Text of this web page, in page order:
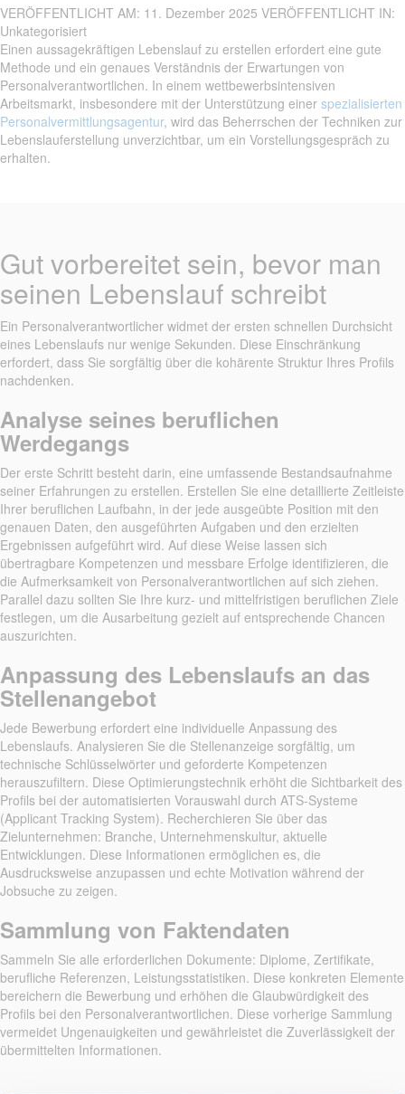
VERÖFFENTLICHT AM: 11. Dezember 2025 VERÖFFENTLICHT IN:
Unkategorisiert
Einen aussagekräftigen Lebenslauf zu erstellen erfordert eine gute
Methode und ein genaues Verständnis der Erwartungen von
Personalverantwortlichen. In einem wettbewerbsintensiven
Arbeitsmarkt, insbesondere mit der Unterstützung einer spezialisierten
Personalvermittlungsagentur, wird das Beherrschen der Techniken zur
Lebenslauferstellung unverzichtbar, um ein Vorstellungsgespräch zu
erhalten.
Gut vorbereitet sein, bevor man
seinen Lebenslauf schreibt
Ein Personalverantwortlicher widmet der ersten schnellen Durchsicht
eines Lebenslaufs nur wenige Sekunden. Diese Einschränkung
erfordert, dass Sie sorgfältig über die kohärente Struktur Ihres Profils
nachdenken.
Analyse seines beruflichen
Werdegangs
Der erste Schritt besteht darin, eine umfassende Bestandsaufnahme
seiner Erfahrungen zu erstellen. Erstellen Sie eine detaillierte Zeitleiste
Ihrer beruflichen Laufbahn, in der jede ausgeübte Position mit den
genauen Daten, den ausgeführten Aufgaben und den erzielten
Ergebnissen aufgeführt wird. Auf diese Weise lassen sich
übertragbare Kompetenzen und messbare Erfolge identifizieren, die
die Aufmerksamkeit von Personalverantwortlichen auf sich ziehen.
Parallel dazu sollten Sie Ihre kurz- und mittelfristigen beruflichen Ziele
festlegen, um die Ausarbeitung gezielt auf entsprechende Chancen
auszurichten.
Anpassung des Lebenslaufs an das
Stellenangebot
Jede Bewerbung erfordert eine individuelle Anpassung des
Lebenslaufs. Analysieren Sie die Stellenanzeige sorgfältig, um
technische Schlüsselwörter und geforderte Kompetenzen
herauszufiltern. Diese Optimierungstechnik erhöht die Sichtbarkeit des
Profils bei der automatisierten Vorauswahl durch ATS-Systeme
(Applicant Tracking System). Recherchieren Sie über das
Zielunternehmen: Branche, Unternehmenskultur, aktuelle
Entwicklungen. Diese Informationen ermöglichen es, die
Ausdrucksweise anzupassen und echte Motivation während der
Jobsuche zu zeigen.
Sammlung von Faktendaten
Sammeln Sie alle erforderlichen Dokumente: Diplome, Zertifikate,
berufliche Referenzen, Leistungsstatistiken. Diese konkreten Elemente
bereichern die Bewerbung und erhöhen die Glaubwürdigkeit des
Profils bei den Personalverantwortlichen. Diese vorherige Sammlung
vermeidet Ungenauigkeiten und gewährleistet die Zuverlässigkeit der
übermittelten Informationen.